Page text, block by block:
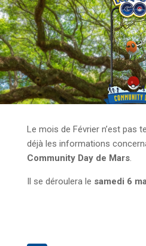
Le mois de Février n’est pas
déjà les informations
Community Day de Mars.
Il se déroulera le samedi 6